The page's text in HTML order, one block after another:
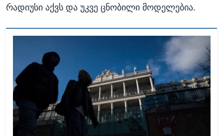
რადიუსი აქვს და უკვე ცნობილი მოდელებია.